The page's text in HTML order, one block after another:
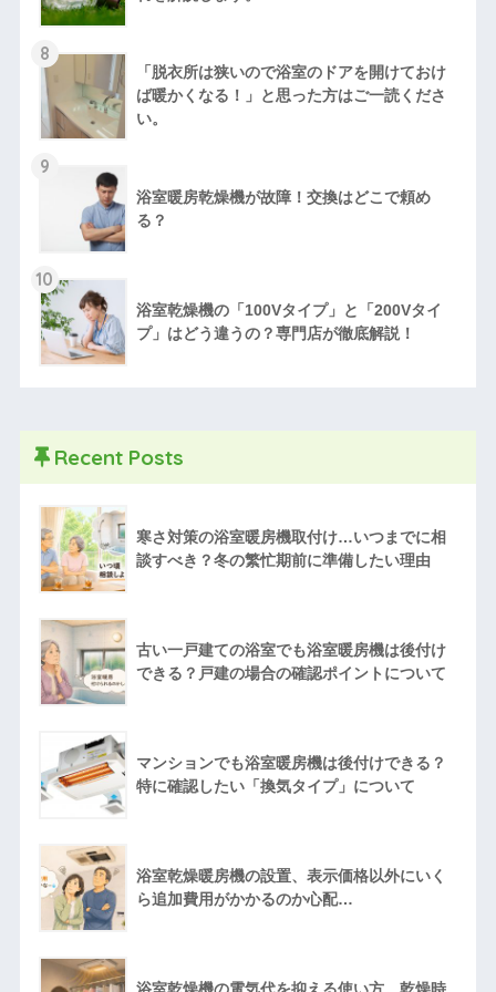
8
「脱衣所は狭いので浴室のドアを開けておけ
ば暖かくなる！」と思った方はご一読くださ
い。
9
浴室暖房乾燥機が故障！交換はどこで頼め
る？
10
浴室乾燥機の「100Vタイプ」と「200Vタイ
プ」はどう違うの？専門店が徹底解説！
Recent Posts
寒さ対策の浴室暖房機取付け…いつまでに相
談すべき？冬の繁忙期前に準備したい理由
古い一戸建ての浴室でも浴室暖房機は後付け
できる？戸建の場合の確認ポイントについて
マンションでも浴室暖房機は後付けできる？
特に確認したい「換気タイプ」について
浴室乾燥暖房機の設置、表示価格以外にいく
ら追加費用がかかるのか心配…